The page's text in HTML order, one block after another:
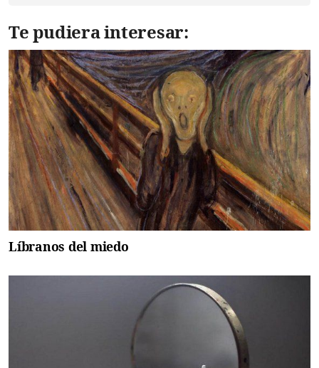
Te pudiera interesar:
Líbranos del miedo